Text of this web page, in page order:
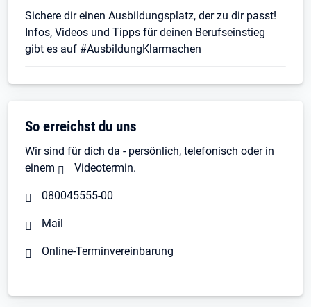
Sichere dir einen Ausbildungsplatz, der zu dir passt!
Infos, Videos und Tipps für deinen Berufseinstieg
gibt es auf #AusbildungKlarmachen
So erreichst du uns
Wir sind für dich da - persönlich, telefonisch oder in
einem
Videotermin.
080045555-00
Mail
Online-Terminvereinbarung